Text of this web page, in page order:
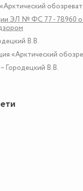
ЭЛ № ФС 77 - 78960
В.В.
«Арктический
Городецкий В.В.